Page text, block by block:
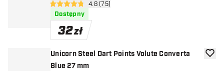
otwórz panel recenzji
4.8 gwiazdki oceny
4.8 (75)
Dostępny
32zł
Unicorn Steel Dart Points Volute Converta
Blue 27 mm